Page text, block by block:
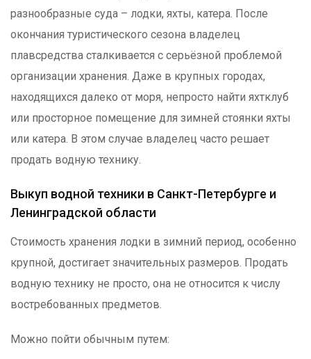
разнообразные суда – лодки, яхты, катера. После
окончания туристического сезона владелец
плавсредства сталкивается с серьёзной проблемой
организации хранения. Даже в крупных городах,
находящихся далеко от моря, непросто найти яхтклуб
или просторное помещение для зимней стоянки яхты
или катера. В этом случае владелец часто решает
продать водную технику.
Выкуп водной техники в Санкт-Петербурге и
Ленинградской области
Стоимость хранения лодки в зимний период, особенно
крупной, достигает значительных размеров. Продать
водную технику не просто, она не относится к числу
востребованных предметов.
Можно пойти обычным путем: